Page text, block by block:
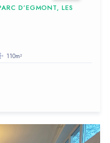
D’EGMONT, LES
110m²